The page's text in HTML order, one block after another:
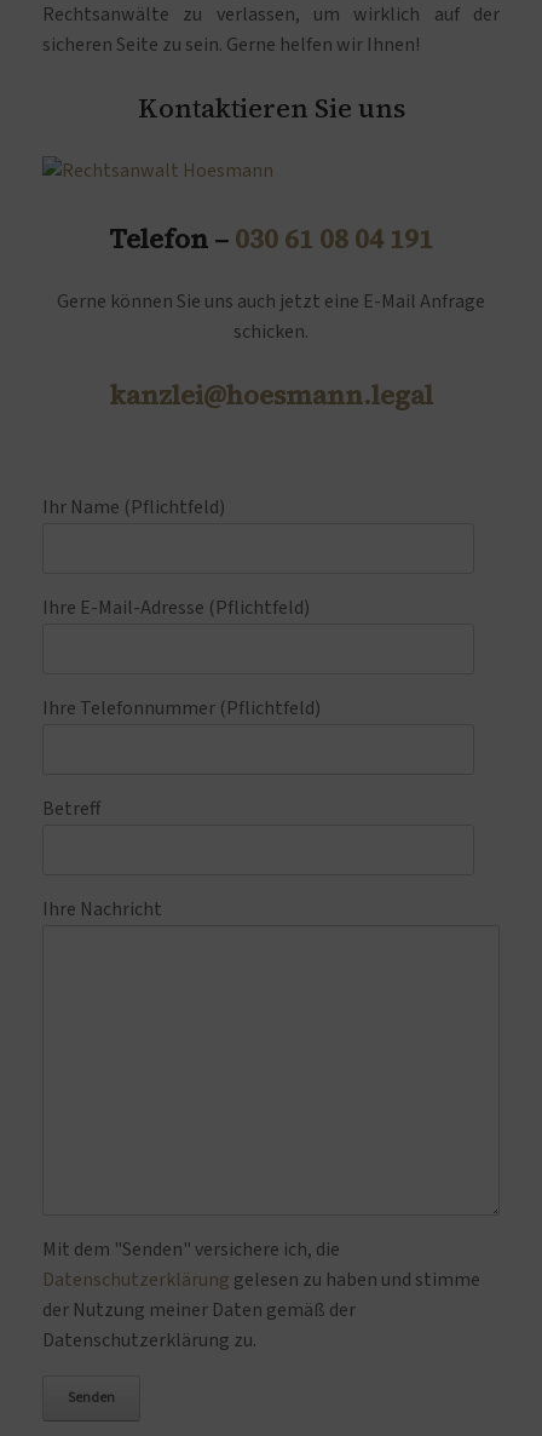
Rechtsanwälte zu verlassen, um wirklich auf der
sicheren Seite zu sein. Gerne helfen wir Ihnen!
Kontaktieren Sie uns
Telefon – 030 61 08 04 191
Gerne können Sie uns auch jetzt eine E-Mail Anfrage
schicken.
kanzlei@hoesmann.legal
Ihr Name (Pflichtfeld)
Ihre E-Mail-Adresse (Pflichtfeld)
Ihre Telefonnummer (Pflichtfeld)
Betreff
Ihre Nachricht
Bitte lasse dieses Feld leer.
Mit dem "Senden" versichere ich, die
Datenschutzerklärung gelesen zu haben und stimme
der Nutzung meiner Daten gemäß der
Datenschutzerklärung zu.